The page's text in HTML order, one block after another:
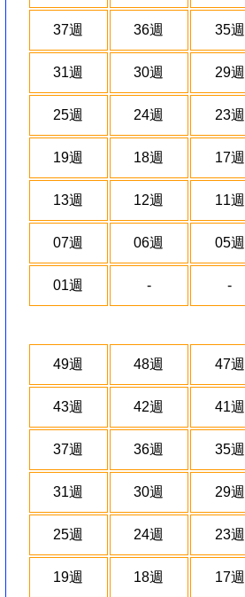
37週 36週 35週
31週 30週 29週
25週 24週 23週
19週 18週 17週
13週 12週 11週
07週 06週 05週
01週 - -
49週 48週 47週
43週 42週 41週
37週 36週 35週
31週 30週 29週
25週 24週 23週
19週 18週 17週